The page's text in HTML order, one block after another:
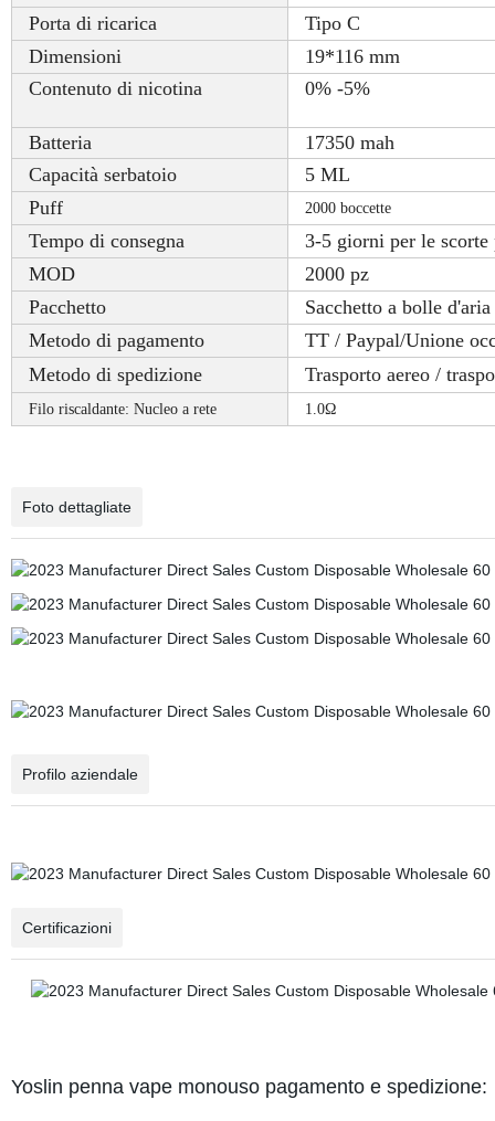
Porta di ricarica
Tipo C
Dimensioni
19*116 mm
Contenuto di nicotina
0% -5%
Batteria
17350 mah
Capacità serbatoio
5 ML
Puff
2000 boccette
Tempo di consegna
3-5 giorni per le
MOD
2000 pz
Pacchetto
Sacchetto a bolle
Metodo di pagamento
TT / Paypal/Unione
Metodo di spedizione
Trasporto aereo /
Filo riscaldante: Nucleo a rete 1.0Ω
Foto dettagliate
Profilo aziendale
Certificazioni
Yoslin penna vape monouso pagamento e spedizione: